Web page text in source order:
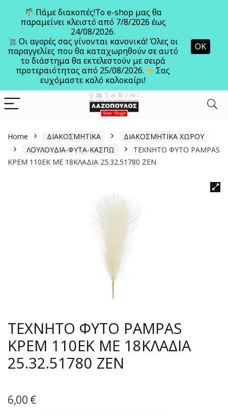
Home ΔΙΑΚΟΣΜΗΤΙΚΑ
ΔΙΑΚΟΣΜΗΤΙΚΑ ΧΩΡΟΥ
ΛΟΥΛΟΥΔΙΑ-ΦΥΤΑ-ΚΑΣΠΩ
ΤΕΧΝΗΤΟ ΦΥΤΟ PAMPAS
ΚΡΕΜ 110ΕΚ ΜΕ 18ΚΛΑΔΙΑ 25.32.51780 ZEN
ΤΕΧΝΗΤΟ ΦΥΤΟ PAMPAS
ΚΡΕΜ 110ΕΚ ΜΕ 18ΚΛΑΔΙΑ
25.32.51780 ZEN
6,00 €
Πάμε διακοπές!Το e-shop μας θα
παραμείνει κλειστό από 7/8/2026 έως
24/08/2026.
Οι αγορές σας γίνονται κανονικά! Όλες οι
παραγγελίες που θα καταχωρηθούν σε αυτό
το διάστημα θα εκτελεστούν με σειρά
προτεραιότητας από 25/08/2026.
Σας
ευχόμαστε καλό καλοκαίρι!
ΟΚ